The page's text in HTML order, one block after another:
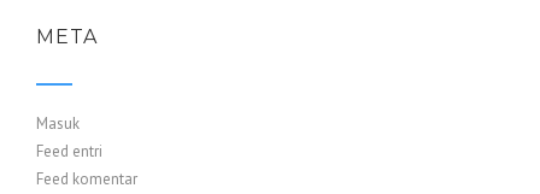
META
Masuk
Feed entri
Feed komentar